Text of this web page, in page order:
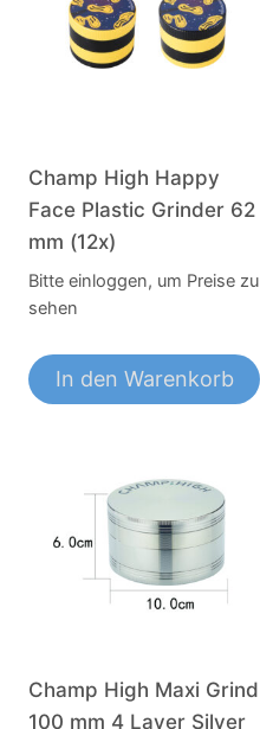
Champ High Happy
Face Plastic Grinder 62
mm (12x)
Bitte einloggen, um Preise zu
sehen
In den Warenkorb
Champ High Maxi Grind
100 mm 4 Layer Silver